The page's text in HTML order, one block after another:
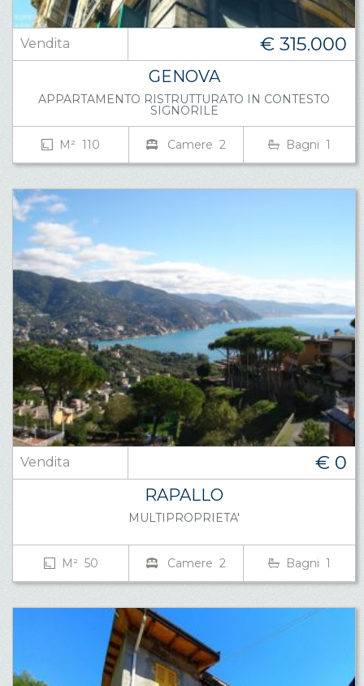
Vendita € 315.000
GENOVA
APPARTAMENTO RISTRUTTURATO IN CONTESTO
SIGNORILE
M² 110 Camere 2 Bagni 1
Vendita € 0
RAPALLO
MULTIPROPRIETA'
M² 50 Camere 2 Bagni 1